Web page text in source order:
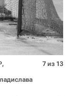
7 из 13